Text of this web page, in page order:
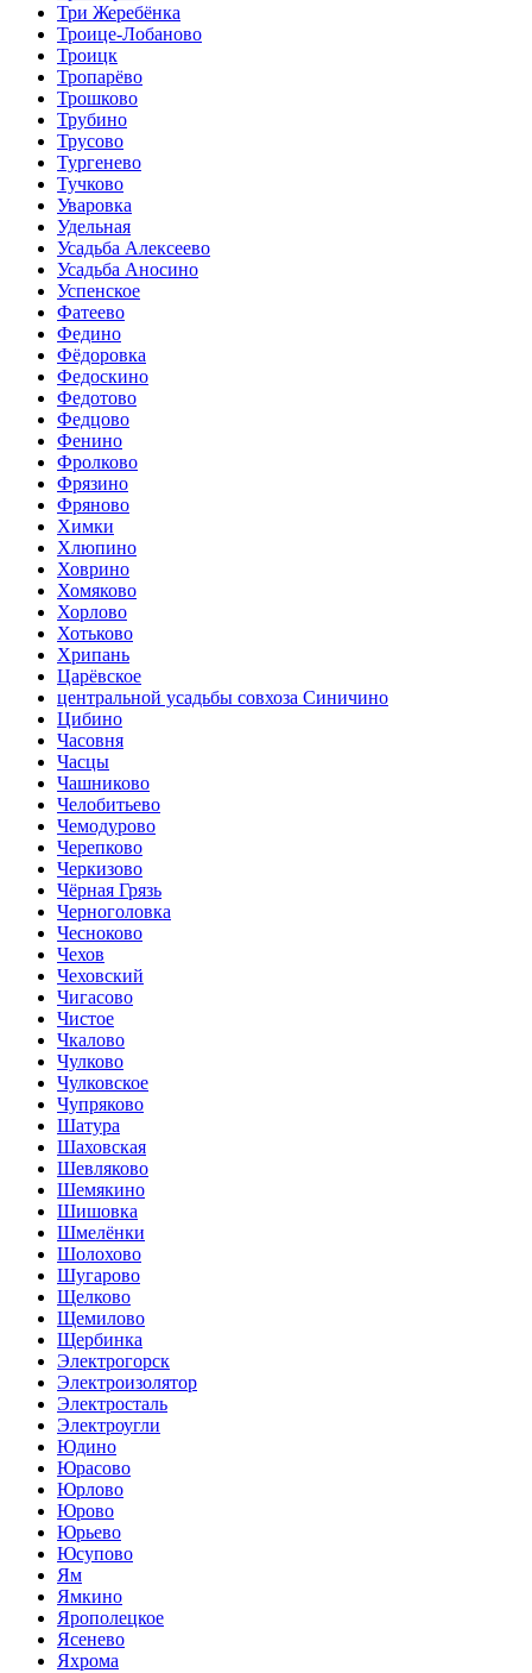
Три Жеребёнка
Троице-Лобаново
Троицк
Тропарёво
Трошково
Трубино
Трусово
Тургенево
Тучково
Уваровка
Удельная
Усадьба Алексеево
Усадьба Аносино
Успенское
Фатеево
Федино
Фёдоровка
Федоскино
Федотово
Федцово
Фенино
Фролково
Фрязино
Фряново
Химки
Хлюпино
Ховрино
Хомяково
Хорлово
Хотьково
Хрипань
Царёвское
центральной усадьбы совхоза Синичино
Цибино
Часовня
Часцы
Чашниково
Челобитьево
Чемодурово
Черепково
Черкизово
Чёрная Грязь
Черноголовка
Чесноково
Чехов
Чеховский
Чигасово
Чистое
Чкалово
Чулково
Чулковское
Чупряково
Шатура
Шаховская
Шевляково
Шемякино
Шишовка
Шмелёнки
Шолохово
Шугарово
Щелково
Щемилово
Щербинка
Электрогорск
Электроизолятор
Электросталь
Электроугли
Юдино
Юрасово
Юрлово
Юрово
Юрьево
Юсупово
Ям
Ямкино
Ярополецкое
Ясенево
Яхрома